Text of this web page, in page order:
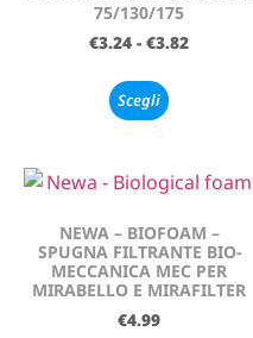
75/130/175
€3.24 - €3.82
Scegli
NEWA – BIOFOAM –
SPUGNA FILTRANTE BIO-
MECCANICA MEC PER
MIRABELLO E MIRAFILTER
€4.99